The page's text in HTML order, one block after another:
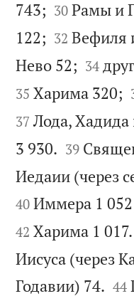
743; 

30 Рамы и
122; 

32 Вефиля
Нево 52; 

34
35 Харима 320;
37 Лода,
3 930. 

39
Иедаии (через
40 Иммера 1
42 Харима 1 017.
Иисуса (через
Годавии) 74. 

44